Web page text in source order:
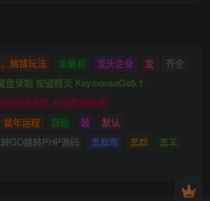
熔铸玩法 龙最初 龙头企业 龙
齐全
盘录制 按键精灵 KeymouseGo5.1
键菜单管理 右键菜单管理
鼠年运程 鼓励 鼓
默认
GO跳转PHP源码
黑群晖 黑群
黑羊